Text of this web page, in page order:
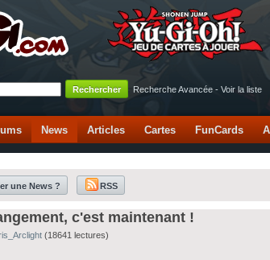
Recherche Avancée - Voir la liste
News Articles Cartes FunCards
une News ? RSS
c'est maintenant !
(18641 lectures)